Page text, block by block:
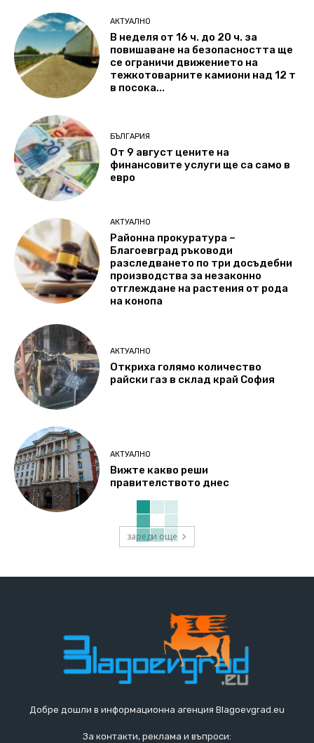
АКТУАЛНО
В неделя от 16 ч. до 20 ч. за
повишаване на безопасността ще
се ограничи движението на
тежкотоварните камиони над 12 т
в посока...
БЪЛГАРИЯ
От 9 август цените на
финансовите услуги ще са само в
евро
АКТУАЛНО
Районна прокуратура –
Благоевград ръководи
разследването по три досъдебни
производства за незаконно
отглеждане на растения от рода
на конопа
АКТУАЛНО
Откриха голямо количество
райски газ в склад край София
АКТУАЛНО
Вижте какво реши
правителството днес
зареди още
Добре дошли в информационна агенция Blagoevgrad.eu
За контакти, реклама и въпроси: